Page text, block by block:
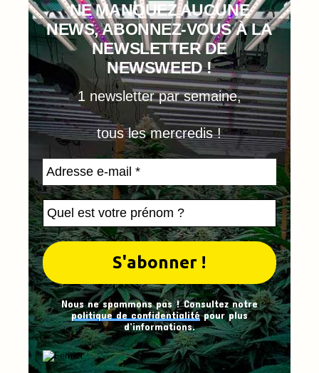
NE MANQUEZ AUCUNE
NEWS, ABONNEZ-VOUS À LA
NEWSLETTER DE
NEWSWEED !
1 newsletter par semaine,
tous les mercredis !
Nous ne spammons pas ! Consultez notre
politique de confidentialitépour plus
d’informations.